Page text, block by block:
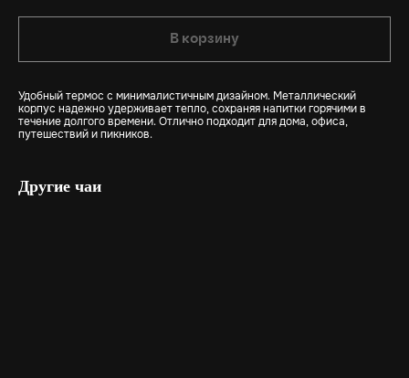
В корзину
Удобный термос с минималистичным дизайном. Металлический
корпус надежно удерживает тепло, сохраняя напитки горячими в
течение долгого времени. Отлично подходит для дома, офиса,
путешествий и пикников.
Другие чаи